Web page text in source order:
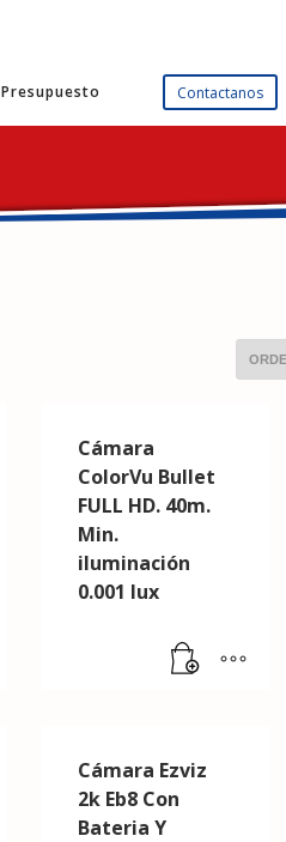
Presupuesto Contactanos
Cámara
ColorVu Bullet
FULL HD. 40m.
Min.
iluminación
0.001 lux
Cámara Ezviz
2k Eb8 Con
Bateria Y